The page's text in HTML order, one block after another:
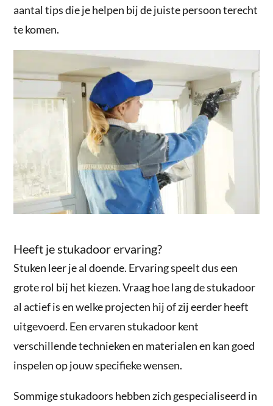
aantal tips die je helpen bij de juiste persoon terecht
te komen.
Heeft je stukadoor ervaring?
Stuken leer je al doende. Ervaring speelt dus een
grote rol bij het kiezen. Vraag hoe lang de stukadoor
al actief is en welke projecten hij of zij eerder heeft
uitgevoerd. Een ervaren stukadoor kent
verschillende technieken en materialen en kan goed
inspelen op jouw specifieke wensen.
Sommige stukadoors hebben zich gespecialiseerd in